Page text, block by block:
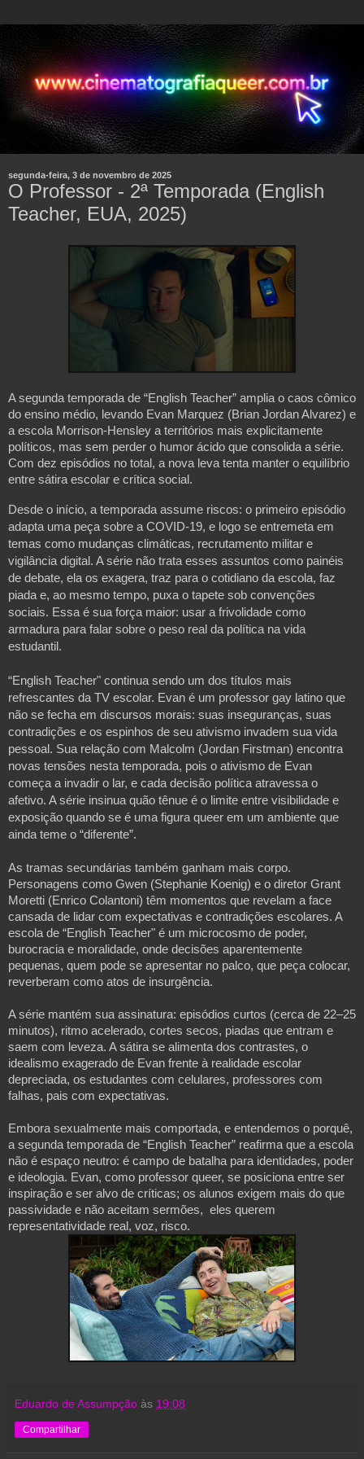
segunda-feira, 3 de novembro de 2025
O Professor - 2ª Temporada (English
Teacher, EUA, 2025)
A segunda temporada de “English Teacher” amplia o caos cômico
do ensino médio, levando Evan Marquez (Brian Jordan Alvarez) e
a escola Morrison-Hensley a territórios mais explicitamente
políticos, mas sem perder o humor ácido que consolida a série.
Com dez episódios no total, a nova leva tenta manter o equilíbrio
entre sátira escolar e crítica social.
Desde o início, a temporada assume riscos: o primeiro episódio
adapta uma peça sobre a COVID-19, e logo se entremeta em
temas como mudanças climáticas, recrutamento militar e
vigilância digital. A série não trata esses assuntos como painéis
de debate, ela os exagera, traz para o cotidiano da escola, faz
piada e, ao mesmo tempo, puxa o tapete sob convenções
sociais. Essa é sua força maior: usar a frivolidade como
armadura para falar sobre o peso real da política na vida
estudantil.
“English Teacher" continua sendo um dos títulos mais
refrescantes da TV escolar. Evan é um professor gay latino que
não se fecha em discursos morais: suas inseguranças, suas
contradições e os espinhos de seu ativismo invadem sua vida
pessoal. Sua relação com Malcolm (Jordan Firstman) encontra
novas tensões nesta temporada, pois o ativismo de Evan
começa a invadir o lar, e cada decisão política atravessa o
afetivo. A série insinua quão tênue é o limite entre visibilidade e
exposição quando se é uma figura queer em um ambiente que
ainda teme o “diferente”.
As tramas secundárias também ganham mais corpo.
Personagens como Gwen (Stephanie Koenig) e o diretor Grant
Moretti (Enrico Colantoni) têm momentos que revelam a face
cansada de lidar com expectativas e contradições escolares. A
escola de “English Teacher" é um microcosmo de poder,
burocracia e moralidade, onde decisões aparentemente
pequenas, quem pode se apresentar no palco, que peça colocar,
reverberam como atos de insurgência.
A série mantém sua assinatura: episódios curtos (cerca de 22–25
minutos), ritmo acelerado, cortes secos, piadas que entram e
saem com leveza. A sátira se alimenta dos contrastes, o
idealismo exagerado de Evan frente à realidade escolar
depreciada, os estudantes com celulares, professores com
falhas, pais com expectativas.
Embora sexualmente mais comportada, e entendemos o porquê,
a segunda temporada de “English Teacher” reafirma que a escola
não é espaço neutro: é campo de batalha para identidades, poder
e ideologia. Evan, como professor queer, se posiciona entre ser
inspiração e ser alvo de críticas; os alunos exigem mais do que
passividade e não aceitam sermões, eles querem
representatividade real, voz, risco.
Eduardo de Assumpção às 19:08
Compartilhar